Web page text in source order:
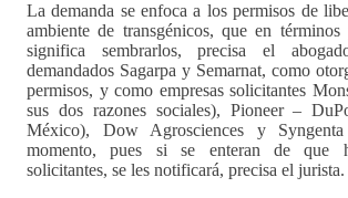
La demanda se enfoca a los permisos de
ambiente de transgénicos, que en términos
significa sembrarlos, precisa el
demandados Sagarpa y Semarnat, como
permisos, y como empresas solicitantes
sus dos razones sociales), Pioneer –
México), Dow Agrosciences y
momento, pues si se enteran de que
solicitantes, se les notificará, precisa el jurista.